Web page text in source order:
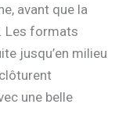
avant que la
Les formats
jusqu’en milieu
une belle